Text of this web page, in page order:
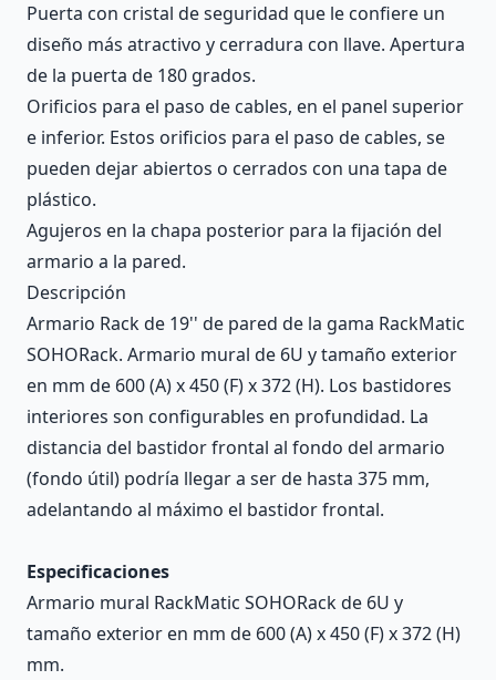
Puerta con cristal de seguridad que le confiere un
diseño más atractivo y cerradura con llave. Apertura
de la puerta de 180 grados.
Orificios para el paso de cables, en el panel superior
e inferior. Estos orificios para el paso de cables, se
pueden dejar abiertos o cerrados con una tapa de
plástico.
Agujeros en la chapa posterior para la fijación del
armario a la pared.
Descripción
Armario Rack de 19'' de pared de la gama RackMatic
SOHORack. Armario mural de 6U y tamaño exterior
en mm de 600 (A) x 450 (F) x 372 (H). Los bastidores
interiores son configurables en profundidad. La
distancia del bastidor frontal al fondo del armario
(fondo útil) podría llegar a ser de hasta 375 mm,
adelantando al máximo el bastidor frontal.
Especificaciones
Armario mural RackMatic SOHORack de 6U y
tamaño exterior en mm de 600 (A) x 450 (F) x 372 (H)
mm.